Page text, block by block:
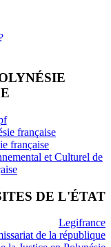
française
française
et Culturel de
DE L'ÉTAT
Legifrance
de la république